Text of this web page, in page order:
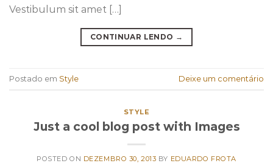
Vestibulum sit amet […]
CONTINUAR LENDO →
Postado em Style Deixe um comentário
STYLE
Just a cool blog post with Images
POSTED ON DEZEMBRO 30, 2013 BY EDUARDO FROTA